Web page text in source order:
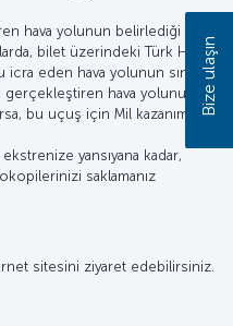
hava yolunun belirlediği
bilet üzerindeki Türk Hava
icra eden hava yolunun sınıfı
hava yolunun
bu uçuş için Mil kazanımı
yansıyana kadar,
saklamanız
sitesini ziyaret edebilirsiniz.
Bize ulaşın